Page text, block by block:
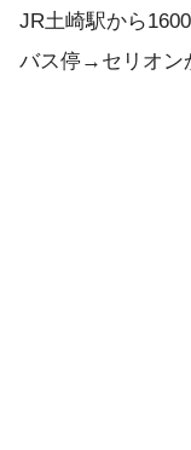
JR土崎駅から
バス停→セリオン